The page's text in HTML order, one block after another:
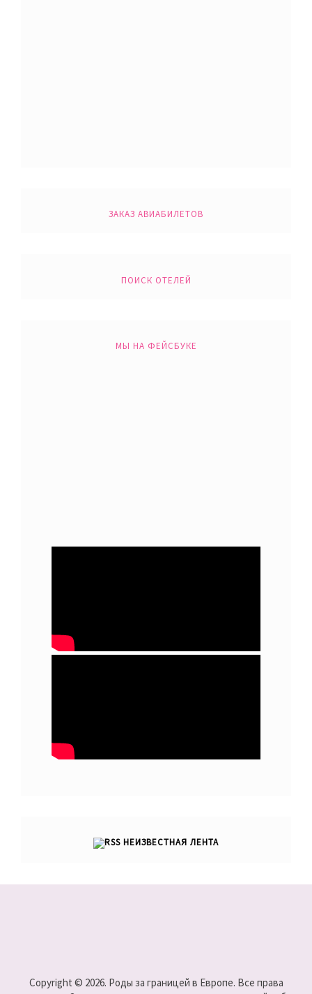
ЗАКАЗ АВИАБИЛЕТОВ
ПОИСК ОТЕЛЕЙ
МЫ НА ФЕЙСБУКЕ
НЕИЗВЕСТНАЯ ЛЕНТА
Copyright © 2026. Роды за границей в Европе. Все права